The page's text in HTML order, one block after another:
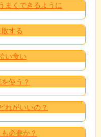
まくできるように
する
い食い
使う？
れがいいの？
必要か？